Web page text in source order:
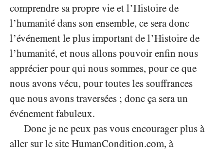
comprendre sa propre vie et l’Histoire de
l’humanité dans son ensemble, ce sera donc
l’événement le plus important de l’Histoire de
l’humanité, et nous allons pouvoir enfin nous
apprécier pour qui nous sommes, pour ce que
nous avons vécu, pour toutes les souffrances
que nous avons traversées ; donc ça sera un
événement fabuleux.
Donc je ne peux pas vous encourager plus à
aller sur le site HumanCondition.com, à